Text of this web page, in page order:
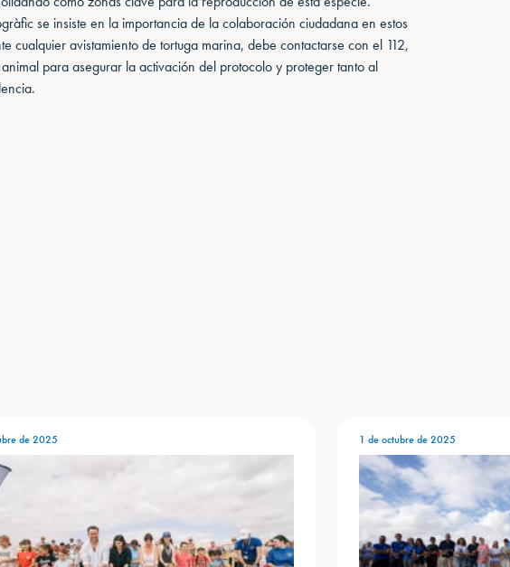
se insiste en la importancia de la colaboración ciudadana en estos
cualquier avistamiento de tortuga marina, debe contactarse con el 112,
para asegurar la activación del protocolo y proteger tanto al
de 2025 1 de octubre de 2025